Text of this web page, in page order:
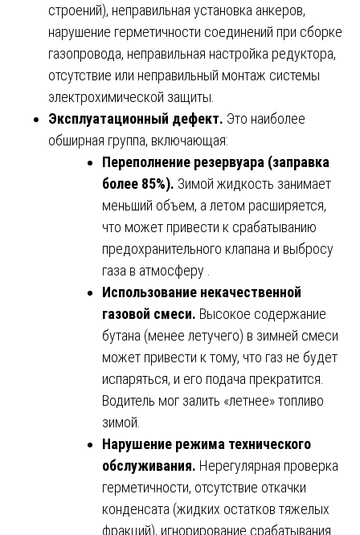
строений), неправильная установка анкеров,
нарушение герметичности соединений при сборке
газопровода, неправильная настройка редуктора,
отсутствие или неправильный монтаж системы
электрохимической защиты.
Эксплуатационный дефект. Это наиболее
обширная группа, включающая:
Переполнение резервуара (заправка
более 85%). Зимой жидкость занимает
меньший объем, а летом расширяется,
что может привести к срабатыванию
предохранительного клапана и выбросу
газа в атмосферу .
Использование некачественной
газовой смеси. Высокое содержание
бутана (менее летучего) в зимней смеси
может привести к тому, что газ не будет
испаряться, и его подача прекратится.
Водитель мог залить «летнее» топливо
зимой.
Нарушение режима технического
обслуживания. Нерегулярная проверка
герметичности, отсутствие откачки
конденсата (жидких остатков тяжелых
фракций), игнорирование срабатывания